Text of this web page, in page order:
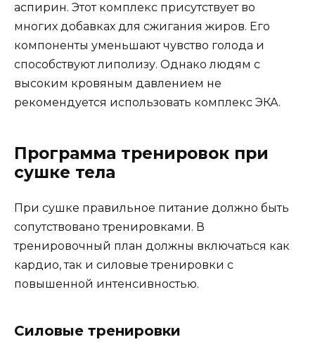
аспирин. Этот комплекс присутствует во
многих добавках для сжигания жиров. Его
компоненты уменьшают чувство голода и
способствуют липолизу. Однако людям с
высоким кровяным давлением не
рекомендуется использовать комплекс ЭКА.
Программа тренировок при
сушке тела
При сушке правильное питание должно быть
сопутствовано тренировками. В
тренировочный план должны включаться как
кардио, так и силовые тренировки с
повышенной интенсивностью.
Силовые тренировки